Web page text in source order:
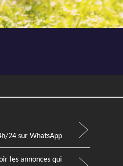
Next
24 sur WhatsApp
les annonces qui